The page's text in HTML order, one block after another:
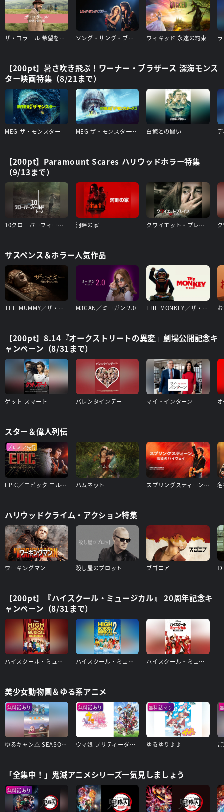
ザ・コラール 希望を紡ぐ歌 ソング・サング・ブルー ウィキッド 永遠の約束
【200pt】暑さ吹き飛ぶ！ワーナー・ブラザース 深海モンス
ター映画特集（8/21まで）
MEG ザ・モンスター MEG ザ・モンスターズ２ 白鯨との闘い
【200pt】Paramount Scares ハリウッドホラー特集
（9/13まで）
10クローバーフィールド・レーン 河畔の家 クワイエット・プレイス
サスペンス＆ホラー人気作品
THE MUMMY／ザ・マミー 棺の中の少女 M3GAN／ミーガン 2.0 THE MONKEY／ザ・モンキー
【200pt】8.14『オークストリートの異変』劇場公開記念キ
ャンペーン（8/31まで）
ゲット スマート バレンタインデー マイ・インターン
スター＆偉人列伝
プレミア先行
EPiC／エピック エルヴィス・プレスリー・イン・コンサート ハムネット スプリングスティーン 孤独のハイウェイ
ハリウッドクライム・アクション特集
ワーキングマン 殺し屋のプロット ブゴニア
【200pt】『ハイスクール・ミュージカル』 20周年記念キ
ャンペーン（8/31まで）
ハイスクール・ミュージカル ハイスクール・ミュージカル2 ハイスクール・ミュージカル/ザ・ムービー
美少女動物園＆ゆる系アニメ
無料話あり
ゆるキャン△ SEASON2
無料話あり
ウマ娘 プリティーダービー Season 3
無料話あり
ゆるゆり♪♪
「全集中！」鬼滅アニメシリーズ一気見しましょう
無料話あり